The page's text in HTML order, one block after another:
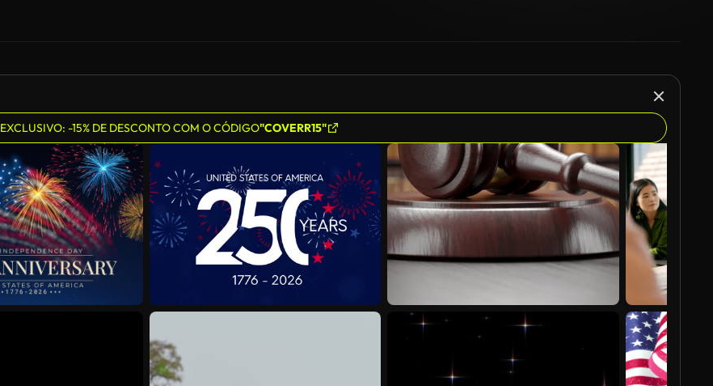
EXCLUSIVO: -15% DE DESCONTO COM O CÓDIGO"COVERR15"